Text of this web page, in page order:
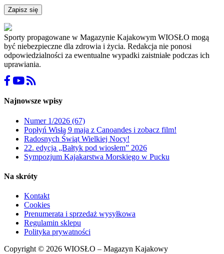
Zapisz się
Sporty propagowane w Magazynie Kajakowym WIOSŁO mogą
być niebezpieczne dla zdrowia i życia. Redakcja nie ponosi
odpowiedzialności za ewentualne wypadki zaistniałe podczas ich
uprawiania.
Najnowsze wpisy
Numer 1/2026 (67)
Popłyń Wisłą 9 maja z Canoandes i zobacz film!
Radosnych Świąt Wielkiej Nocy!
22. edycja „Bałtyk pod wiosłem” 2026
Sympozjum Kajakarstwa Morskiego w Pucku
Na skróty
Kontakt
Cookies
Prenumerata i sprzedaż wysyłkowa
Regulamin sklepu
Polityka prywatności
Copyright © 2026 WIOSŁO – Magazyn Kajakowy